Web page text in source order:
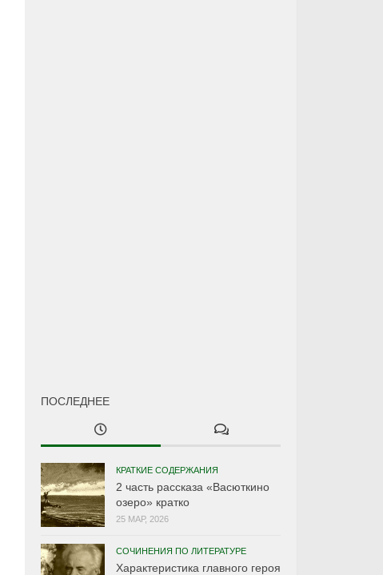
ПОСЛЕДНЕЕ
КРАТКИЕ СОДЕРЖАНИЯ
2 часть рассказа «Васюткино
озеро» кратко
25 МАР, 2026
СОЧИНЕНИЯ ПО ЛИТЕРАТУРЕ
Характеристика главного героя